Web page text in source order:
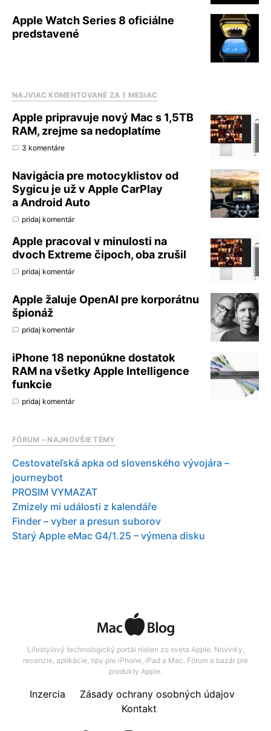
Apple Watch Series 8 oficiálne
predstavené
NAJVIAC KOMENTOVANÉ ZA 1 MESIAC
Apple pripravuje nový Mac s 1,5TB
RAM, zrejme sa nedoplatíme
3 komentáre
Navigácia pre motocyklistov od
Sygicu je už v Apple CarPlay
a Android Auto
pridaj komentár
Apple pracoval v minulosti na
dvoch Extreme čipoch, oba zrušil
pridaj komentár
Apple žaluje OpenAI pre korporátnu
špionáž
pridaj komentár
iPhone 18 neponúkne dostatok
RAM na všetky Apple Intelligence
funkcie
pridaj komentár
FÓRUM – NAJNOVŠIE TÉMY
Cestovateľská apka od slovenského vývojára –
journeybot
PROSIM VYMAZAT
Zmizely mi události z kalendáře
Finder – vyber a presun suborov
Starý Apple eMac G4/1.25 – výmena disku
Lifestylový technologický portál nielen zo sveta Apple. Novinky,
recenzie, aplikácie, tipy pre iPhone, iPad a Mac. Fórum a bazár pre
produkty Apple.
Inzercia
Zásady ochrany osobných údajov
Kontakt